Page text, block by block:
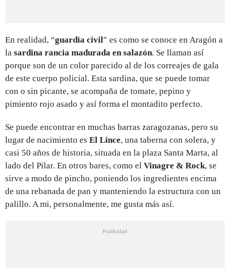
En realidad, “guardia civil” es como se conoce en Aragón a
la sardina rancia madurada en salazón. Se llaman así
porque son de un color parecido al de los correajes de gala
de este cuerpo policial. Esta sardina, que se puede tomar
con o sin picante, se acompaña de tomate, pepino y
pimiento rojo asado y así forma el montadito perfecto.
Se puede encontrar en muchas barras zaragozanas, pero su
lugar de nacimiento es El Lince, una taberna con solera, y
casi 50 años de historia, situada en la plaza Santa Marta, al
lado del Pilar. En otros bares, como el Vinagre & Rock, se
sirve a modo de pincho, poniendo los ingredientes encima
de una rebanada de pan y manteniendo la estructura con un
palillo. A mi, personalmente, me gusta más así.